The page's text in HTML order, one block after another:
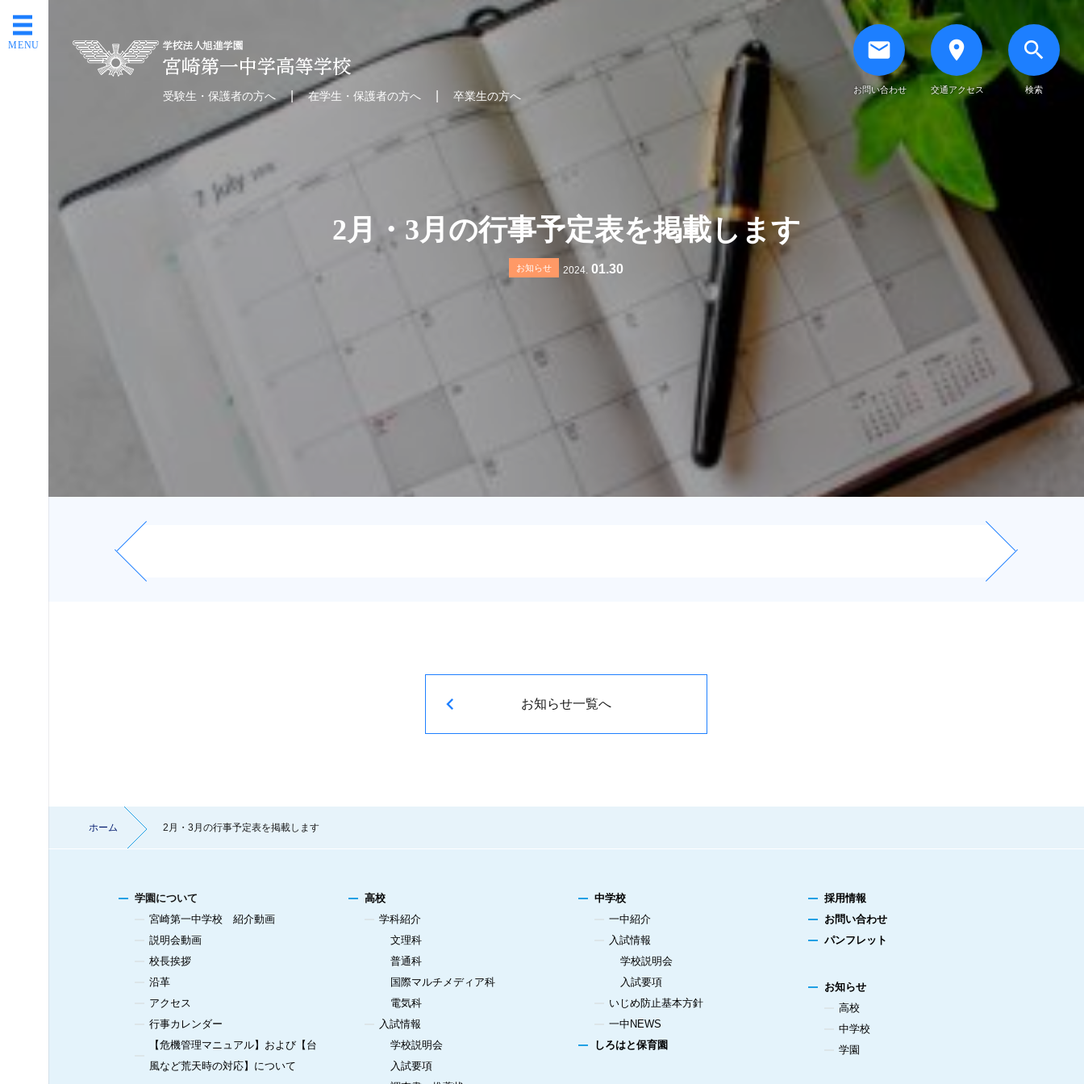
受験生・保護者の方へ 在学生・保護者の方へ 卒業生の方へ
email
お問い合わせ
place
交通アクセス
search
検索
2月・3月の行事予定表を掲載します
お知らせ 2024. 01.30
お知らせ一覧へ
ホーム 2月・3月の行事予定表を掲載します
学園について
宮崎第一中学校 紹介動画
説明会動画
校長挨拶
沿革
アクセス
行事カレンダー
【危機管理マニュアル】および【台
風など荒天時の対応】について
高校
学科紹介
文理科
普通科
国際マルチメディア科
電気科
入試情報
学校説明会
入試要項
中学校
一中紹介
入試情報
学校説明会
入試要項
いじめ防止基本方針
一中NEWS
しろはと保育園
採用情報
お問い合わせ
パンフレット
お知らせ
高校
中学校
学園
MENU